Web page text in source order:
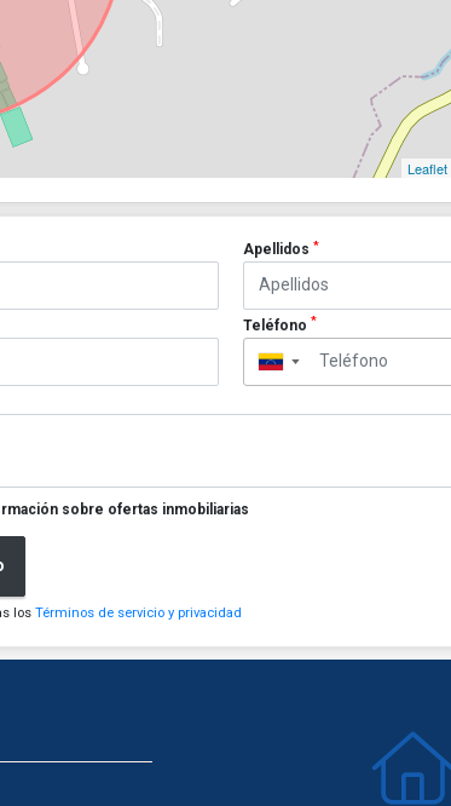
Leaflet
Apellidos *
Teléfono *
▼
sobre ofertas inmobiliarias
losTérminos de servicio y privacidad